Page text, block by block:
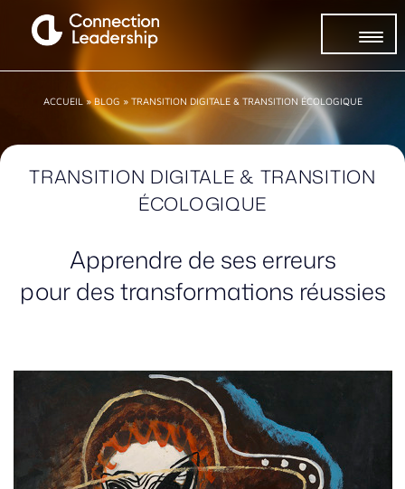
ACCUEIL» BLOG » TRANSITION DIGITALE & TRANSITION ÉCOLOGIQUE
TRANSITION DIGITALE & TRANSITION
ÉCOLOGIQUE
Apprendre de ses erreurs
pour des transformations réussies